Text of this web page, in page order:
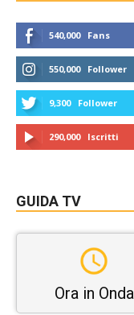
540,000 Fans
550,000 Follower
9,300 Follower
290,000 Iscritti
GUIDA TV
Ora in Onda